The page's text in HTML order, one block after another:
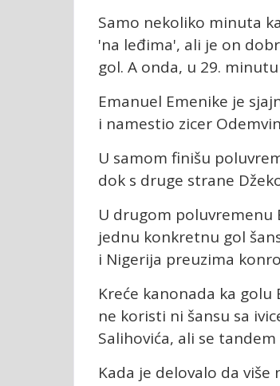
Samo nekoliko minuta
'na leđima', ali je on
gol. A onda, u 29.
Emanuel Emenike je
i namestio zicer
U samom finišu
dok s druge strane
U drugom poluvremenu
jednu konkretnu gol
i Nigerija preuzima
Kreće kanonada ka
ne koristi ni šansu sa
Salihovića, ali se
Kada je delovalo da